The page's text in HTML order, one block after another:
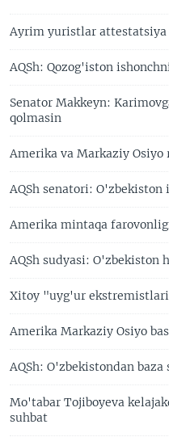
Ayrim yuristlar attestatsiya
AQSh: Qozog'iston
Senator Makkeyn:
qolmasin
Amerika va Markaziy
AQSh senatori:
Amerika mintaqa
AQSh sudyasi: O'zbekiston
Xitoy "uyg'ur
Amerika Markaziy Osiyo
AQSh: O'zbekistondan
Mo'tabar Tojiboyeva
suhbat